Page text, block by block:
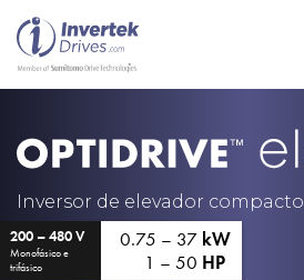
Inversor de elevador compacto
200 – 480 V
Monofásico e
trifásico
0.75 – 37 kW
1 – 50 HP